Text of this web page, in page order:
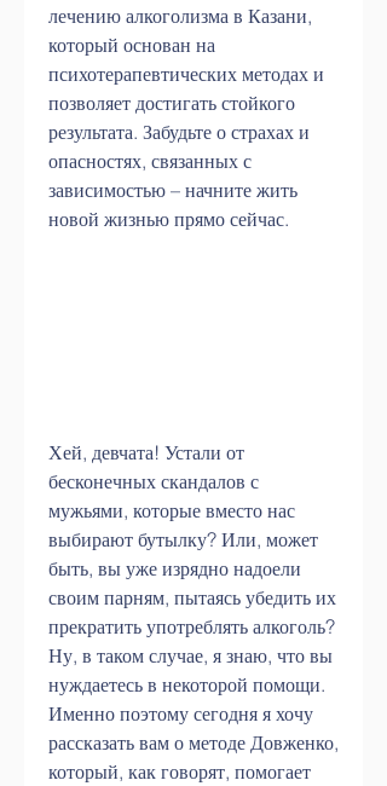
лечению алкоголизма в Казани,
который основан на
психотерапевтических методах и
позволяет достигать стойкого
результата. Забудьте о страхах и
опасностях, связанных с
зависимостью – начните жить
новой жизнью прямо сейчас.
Хей, девчата! Устали от
бесконечных скандалов с
мужьями, которые вместо нас
выбирают бутылку? Или, может
быть, вы уже изрядно надоели
своим парням, пытаясь убедить их
прекратить употреблять алкоголь?
Ну, в таком случае, я знаю, что вы
нуждаетесь в некоторой помощи.
Именно поэтому сегодня я хочу
рассказать вам о методе Довженко,
который, как говорят, помогает